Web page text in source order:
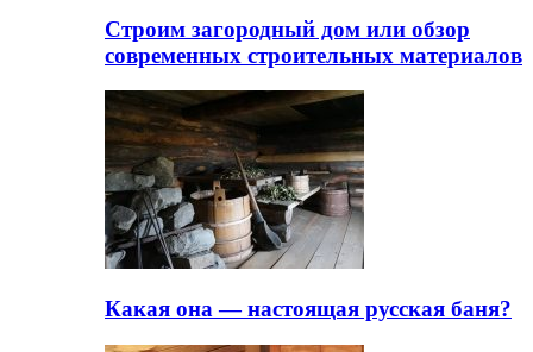
Строим загородный дом или обзор
современных строительных материалов
Какая она — настоящая русская баня?